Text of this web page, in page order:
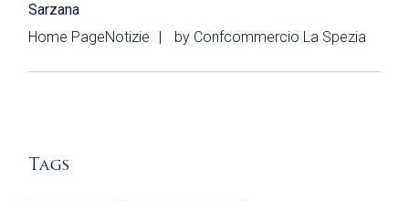
Sarzana
Home PageNotizie by Confcommercio La Spezia
Tags